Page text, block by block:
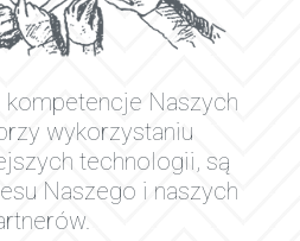
Naszych
wykorzystaniu
technologii, są
Naszego i naszych